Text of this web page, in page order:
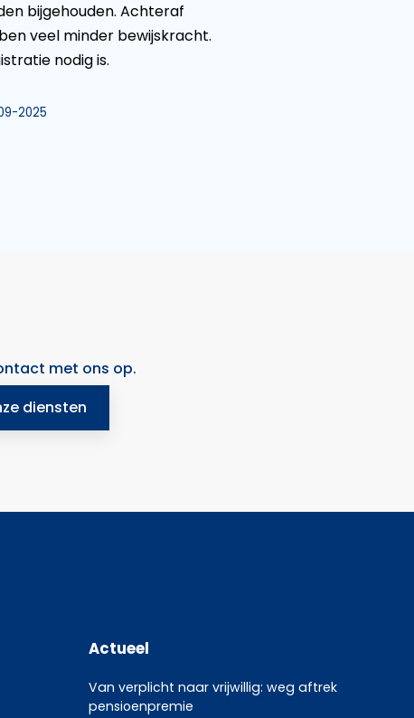
bijgehouden. Achteraf
veel minder bewijskracht.
nodig is.
2025
met ons op.
diensten
Actueel
Van verplicht naar vrijwillig: weg aftrek
pensioenpremie